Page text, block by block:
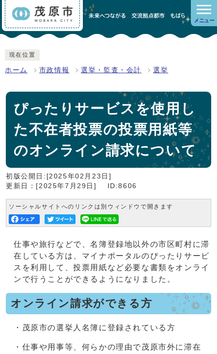
メニュー
現在位置
ホーム 市政情報 選挙・監査・会計 選挙
ぴったりサービスを使用し
た不在者投票の投票用紙等
のオンライン請求について
初版公開日:[2025年02月23日]
更新日：[2025年7月29日]
ID:8606
ソーシャルサイトへのリンクは別ウィンドウで開きます
仕事や旅行などで、名簿登録地以外の市区町村に滞
在している方は、マイナポータルのぴったりサービ
スを利用して、投票用紙など必要な書類をオンライ
ンで行うことができるようになりました。
オンライン請求ができる方
・茂原市の選挙人名簿に登録されている方
・仕事や用事等、何らかの理由で茂原市外に滞在